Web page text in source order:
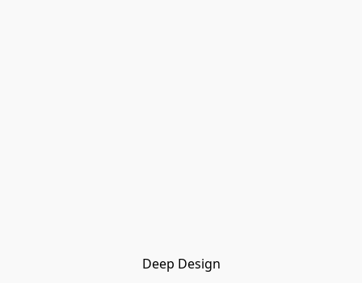
Deep Design